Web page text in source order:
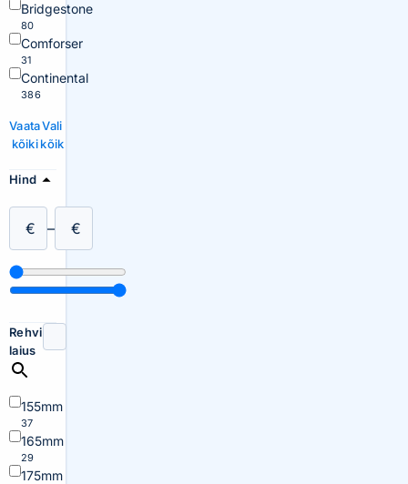
Bridgestone
80
Comforser
31
Continental
386
Vaata
kõiki
Vali
kõik
Hind
€ – €
Rehvi
laius
155mm
37
165mm
29
175mm